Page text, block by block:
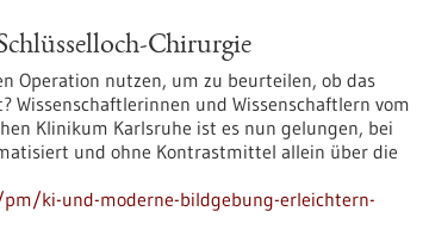
Chirurgie
Operation nutzen, um zu beurteilen, ob das
und Wissenschaftlern vom
Klinikum Karlsruhe ist es nun gelungen, bei
und ohne Kontrastmittel allein über die
ki-und-moderne-bildgebung-erleichtern-